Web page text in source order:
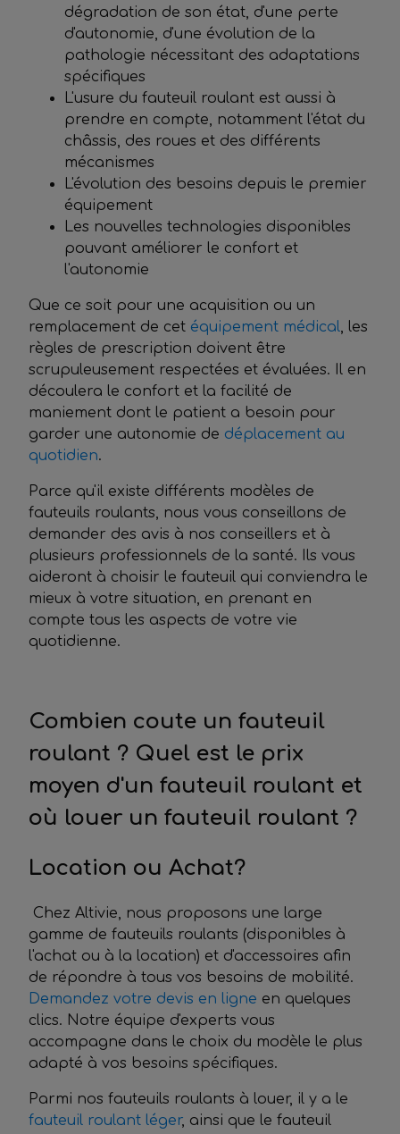
dégradation de son état, d'une perte
d'autonomie, d'une évolution de la
pathologie nécessitant des adaptations
spécifiques
L'usure du fauteuil roulant est aussi à
prendre en compte, notamment l'état du
châssis, des roues et des différents
mécanismes
L'évolution des besoins depuis le premier
équipement
Les nouvelles technologies disponibles
pouvant améliorer le confort et
l'autonomie
Que ce soit pour une acquisition ou un
remplacement de cet équipement médical, les
règles de prescription doivent être
scrupuleusement respectées et évaluées. Il en
découlera le confort et la facilité de
maniement dont le patient a besoin pour
garder une autonomie de déplacement au
quotidien.
Parce qu'il existe différents modèles de
fauteuils roulants, nous vous conseillons de
demander des avis à nos conseillers et à
plusieurs professionnels de la santé. Ils vous
aideront à choisir le fauteuil qui conviendra le
mieux à votre situation, en prenant en
compte tous les aspects de votre vie
quotidienne.
Combien coute un fauteuil
roulant ? Quel est le prix
moyen d'un fauteuil roulant et
où louer un fauteuil roulant ?
Location ou Achat?
Chez Altivie, nous proposons une large
gamme de fauteuils roulants (disponibles à
l'achat ou à la location) et d'accessoires afin
de répondre à tous vos besoins de mobilité.
Demandez votre devis en ligne en quelques
clics. Notre équipe d'experts vous
accompagne dans le choix du modèle le plus
adapté à vos besoins spécifiques.
Parmi nos fauteuils roulants à louer, il y a le
fauteuil roulant léger, ainsi que le fauteuil